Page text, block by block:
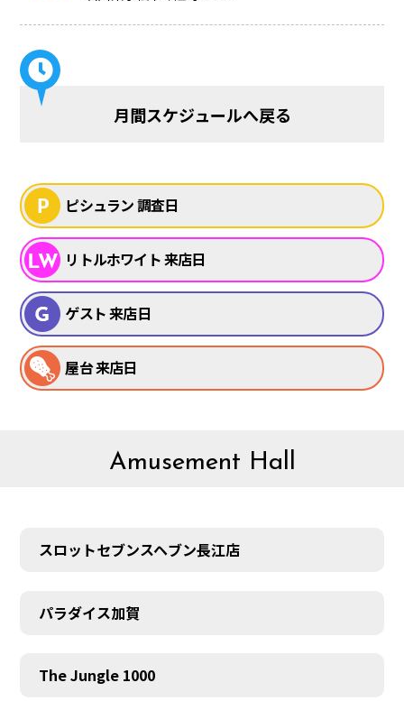
月間スケジュールへ戻る
ピシュラン 調査日
リトルホワイト 来店日
ゲスト 来店日
屋台 来店日
Amusement Hall
スロットセブンスヘブン長江店
パラダイス加賀
The Jungle 1000